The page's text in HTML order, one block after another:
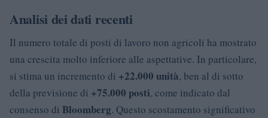
Analisi dei dati recenti
Il numero totale di posti di lavoro non agricoli ha mostrato
una crescita molto inferiore alle aspettative. In particolare,
si stima un incremento di +22.000 unità, ben al di sotto
della previsione di +75.000 posti, come indicato dal
consenso di Bloomberg. Questo scostamento significativo